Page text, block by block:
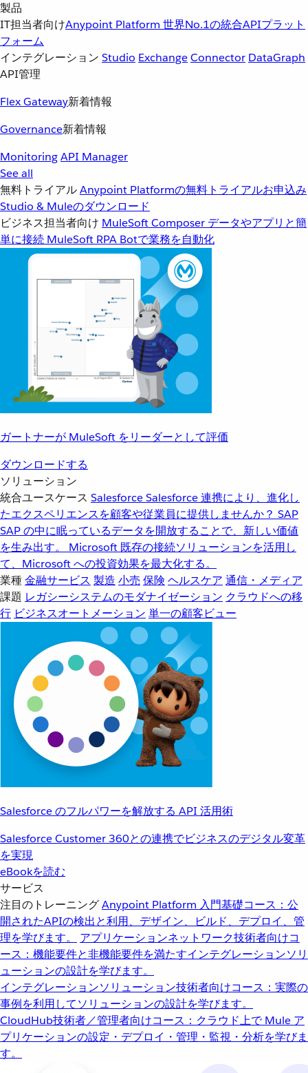
製品
IT担当者向けAnypoint Platform 世界No.1の統合APIプラット
フォーム
インテグレーション Studio ExchangeConnector DataGraph
API管理
Flex Gateway新着情報
Governance新着情報
MonitoringAPI Manager
See all
無料トライアルAnypoint Platformの無料トライアルお申込み
Studio & Muleのダウンロード
ビジネス担当者向け MuleSoft Composer データやアプリと簡
単に接続 MuleSoft RPA Botで業務を自動化
ガートナーが MuleSoft をリーダーとして評価
ダウンロードする
ソリューション
統合ユースケース SalesforceSalesforce 連携により、進化し
たエクスペリエンスを顧客や従業員に提供しませんか？ SAP
SAP の中に眠っているデータを開放することで、新しい価値
を生み出す。
Microsoft 既存の接続ソリューションを活用し
て、Microsoft への投資効果を最大化する。
業種金融サービス 製造 小売 保険 ヘルスケア 通信・メディア
課題 レガシーシステムのモダナイゼーション クラウドへの移
行 ビジネスオートメーション 単一の顧客ビュー
Salesforce のフルパワーを解放する API 活用術
Salesforce Customer 360との連携でビジネスのデジタル変革
を実現
eBookを読む
サービス
注目のトレーニングAnypoint Platform 入門基礎コース：公
開されたAPIの検出と利用、デザイン、ビルド、デプロイ、管
理を学びます。
アプリケーションネットワーク技術者向けコ
ース：機能要件と非機能要件を満たすインテグレーションソリ
ューションの設計を学びます。
インテグレーションソリューション技術者向けコース：実際の
事例を利用してソリューションの設計を学びます。
CloudHub技術者／管理者向けコース：クラウド上で Mule ア
プリケーションの設定・デプロイ・管理・監視・分析を学びま
す。